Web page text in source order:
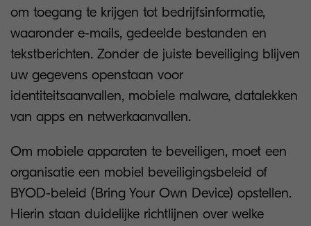
om toegang te krijgen tot bedrijfsinformatie,
waaronder e-mails, gedeelde bestanden en
tekstberichten. Zonder de juiste beveiliging blijven
uw gegevens openstaan voor
identiteitsaanvallen, mobiele malware, datalekken
van apps en netwerkaanvallen.
Om mobiele apparaten te beveiligen, moet een
organisatie een mobiel beveiligingsbeleid of
BYOD-beleid (Bring Your Own Device) opstellen.
Hierin staan duidelijke richtlijnen over welke